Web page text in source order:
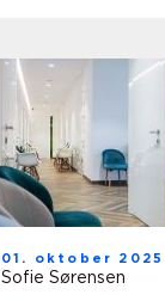
01. oktober 2025
Sofie Sørensen